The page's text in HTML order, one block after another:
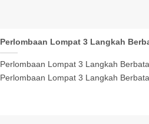
Perlombaan Lompat 3 Langkah
Perlombaan Lompat 3 Langkah
Perlombaan Lompat 3 Langkah